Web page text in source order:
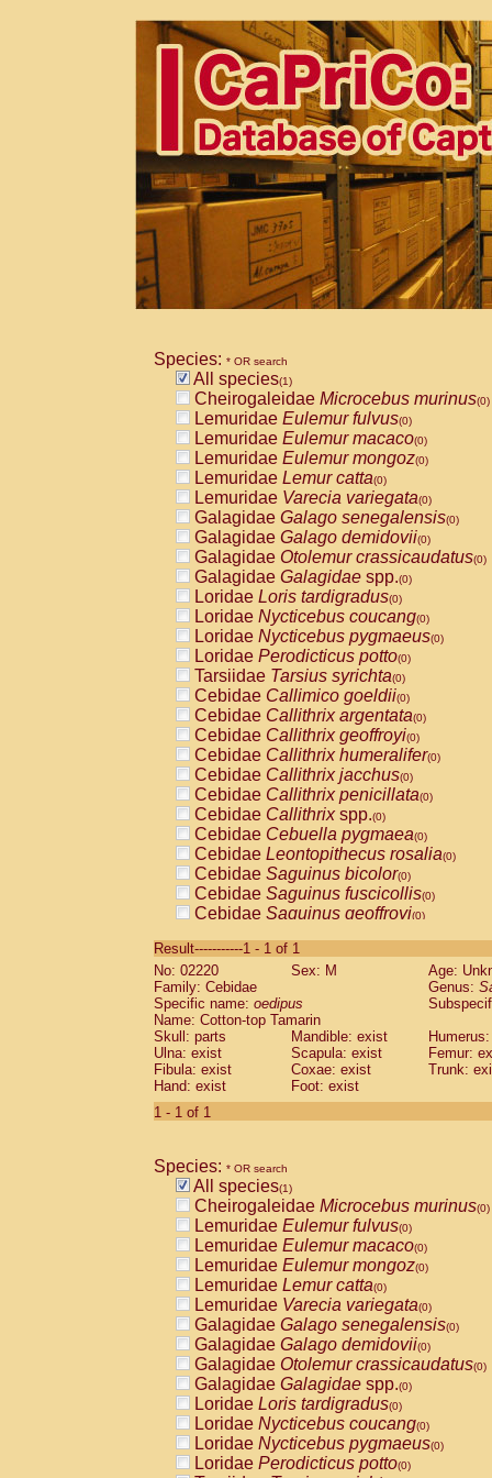
Species: * OR search
All species(1)
Cheirogaleidae Microcebus murinus(0)
Lemuridae Eulemur fulvus(0)
Lemuridae Eulemur macaco(0)
Lemuridae Eulemur mongoz(0)
Lemuridae Lemur catta(0)
Lemuridae Varecia variegata(0)
Galagidae Galago senegalensis(0)
Galagidae Galago demidovii(0)
Galagidae Otolemur crassicaudatus(0)
Galagidae Galagidae spp.(0)
Loridae Loris tardigradus(0)
Loridae Nycticebus coucang(0)
Loridae Nycticebus pygmaeus(0)
Loridae Perodicticus potto(0)
Tarsiidae Tarsius syrichta(0)
Cebidae Callimico goeldii(0)
Cebidae Callithrix argentata(0)
Cebidae Callithrix geoffroyi(0)
Cebidae Callithrix humeralifer(0)
Cebidae Callithrix jacchus(0)
Cebidae Callithrix penicillata(0)
Cebidae Callithrixspp.(0)
Cebidae Cebuella pygmaea(0)
Cebidae Leontopithecus rosalia(0)
Cebidae Saguinus bicolor(0)
Cebidae Saguinus fuscicollis(0)
Cebidae Saguinus geoffroyi(0)
CebidaeSaguinus labiatus(0)
Cebidae Saguinus leucopus (0)
Cebidae
CebidaeSaguinus mystax
Cebidae Saguinus nigricollis (0)
Cebidae Saguinus oedipus
Cebidae Saguinus weddelli
Cebidae Saguinusspp.
Cebidae
CebidaeCebus capucinus
CebidaeCebus nigrivittatus
CebidaeCebus spp.(0)
CebidaeSaimiri boliviensis(0)
CebidaeSaimiri sciureus(0)
AtelidaeAlouatta caraya(0)
AtelidaeAlouatta fusca(0)
AtelidaeAlouatta seniculus(0)
AtelidaeAlouattaspp.(0)
AtelidaeAteles belzebuth(0)
AtelidaeAteles geoffroyi(0)
AtelidaeAteles paniscus(0)
AtelidaeAtelesspp.(0)
AtelidaeLagothrix lagothricha(0)
AtelidaeLagothrix lagothricha cana
PitheciidaeCacajao calvus
Result-----------1 - 1 of 1
No: 02220
Sex: M
Age:
Family: Cebidae
Genus:
Specific name: oedipus
Name: Cotton-top Tamarin
Skull: parts
Mandible: exist
Ulna: exist
Scapula: exist
Femur:
Fibula: exist
Coxae: exist
Trunk:
Hand: exist
Foot: exist
1 - 1 of 1
Species: * OR search
All species(1)
Cheirogaleidae Microcebus murinus(0)
Lemuridae Eulemur fulvus(0)
Lemuridae Eulemur macaco(0)
Lemuridae Eulemur mongoz(0)
Lemuridae Lemur catta(0)
Lemuridae Varecia variegata(0)
Galagidae Galago senegalensis(0)
Galagidae Galago demidovii(0)
Galagidae Otolemur crassicaudatus(0)
Galagidae Galagidae spp.(0)
Loridae Loris tardigradus(0)
Loridae Nycticebus coucang(0)
Loridae Nycticebus pygmaeus(0)
Loridae Perodicticus potto(0)